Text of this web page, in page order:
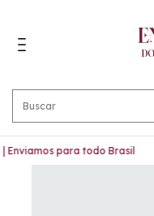
para todo Brasil